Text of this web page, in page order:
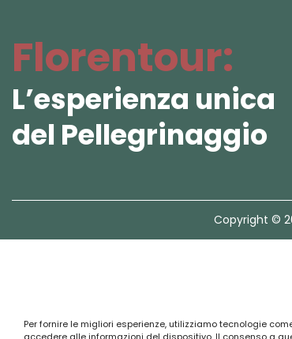
Per fornire le migliori esperienze, utilizziamo tecnologie
Florentour:
L’esperienza unica
del Pellegrinaggio
Copyright ©